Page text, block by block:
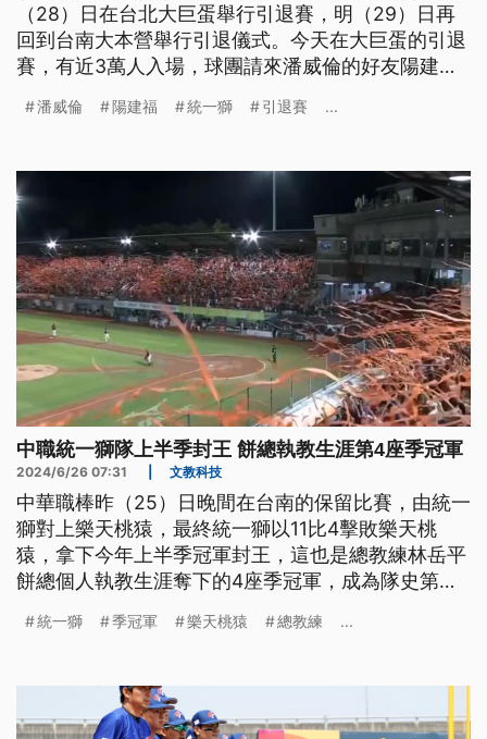
（28）日在台北大巨蛋舉行引退賽，明（29）日再
回到台南大本營舉行引退儀式。今天在大巨蛋的引退
賽，有近3萬人入場，球團請來潘威倫的好友陽建福
場，一起見證嘟嘟的最終戰。
潘威倫 陽建福 統一獅 引退賽 ...
中職統一獅隊上半季封王 餅總執教生涯第4座季冠軍
2024/6/26 07:31 文教科技
中華職棒昨（25）日晚間在台南的保留比賽，由統一
獅對上樂天桃猿，最終統一獅以11比4擊敗樂天桃
猿，拿下今年上半季冠軍封王，這也是總教練林岳平
餅總個人執教生涯奪下的4座季冠軍，成為隊史第一
統一獅 季冠軍 樂天桃猿 總教練 ...